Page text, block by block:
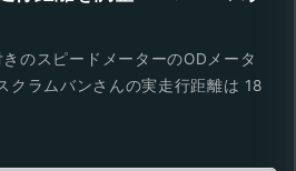
のスピードメーターのODメータ
ラムバンさんの実走行距離は 18